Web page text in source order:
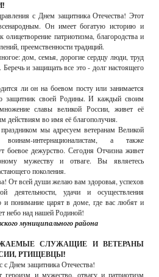
с Днем защитника Отечества! Этот
Он имеет богатую историю и
патриотизма, благородства и
преемственности традиций.
дом, семья, дорогие сердцу люди, труд
и защищать все это - долг настоящего
ли он на боевом посту или занимается
защитник своей Родины. И каждый своим
славы великой России, живет её
действиям во имя её благополучия.
мы адресуем ветеранам Великой
интернационалистам, а также
боевое дежурство. Сегодня Отчизна живет
мужеству и отваге. Вы являетесь
поколения.
От всей души желаю вам здоровья, успехов
деятельности, удачи и осуществления
понимание царят в доме, где вас любят и
небо над нашей Родиной!
муниципального района
И ВЕТЕРАНЫ
РТИЩЕВЦЫ!
с Днем защитника Отечества!
героизм и мужество, отвагу и патриотизм